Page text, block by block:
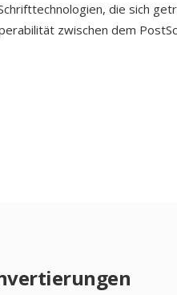
die sich
zwischen dem